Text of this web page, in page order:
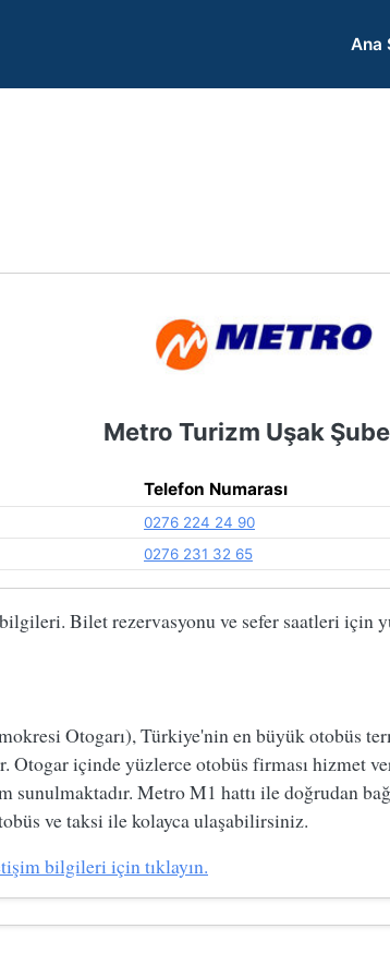
Ana
Metro Turizm Uşak
Telefon Numarası
0276 224 24 90
0276 231 32 65
Bilet rezervasyonu ve sefer saatleri için
Otogarı), Türkiye'nin en büyük otobüs
Otogar içinde yüzlerce otobüs firması hizmet
Metro M1 hattı ile doğrudan
ve taksi ile kolayca ulaşabilirsiniz.
bilgileri için tıklayın.